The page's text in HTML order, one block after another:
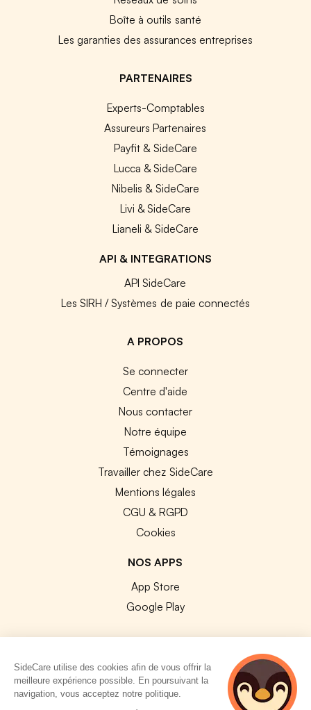
Boîte à outils santé
Les garanties des assurances entreprises
PARTENAIRES
Experts-Comptables
Assureurs Partenaires
Payfit & SideCare
Lucca & SideCare
Nibelis & SideCare
Livi & SideCare
Lianeli & SideCare
API & INTEGRATIONS
API SideCare
Les SIRH / Systèmes de paie connectés
A PROPOS
Se connecter
Centre d'aide
Nous contacter
Notre équipe
Témoignages
Travailler chez SideCare
Mentions légales
CGU & RGPD
Cookies
NOS APPS
App Store
Google Play
© 2026 SideCare. Tous droits réservés.
SideCare utilise des cookies afin de vous offrir la
meilleure expérience possible. En poursuivant la
navigation, vous acceptez notre politique.